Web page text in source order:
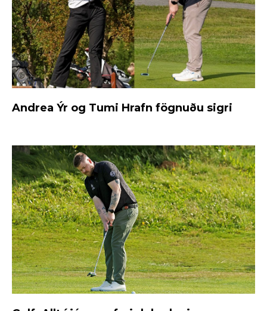
Andrea Ýr og Tumi Hrafn fögnuðu sigri